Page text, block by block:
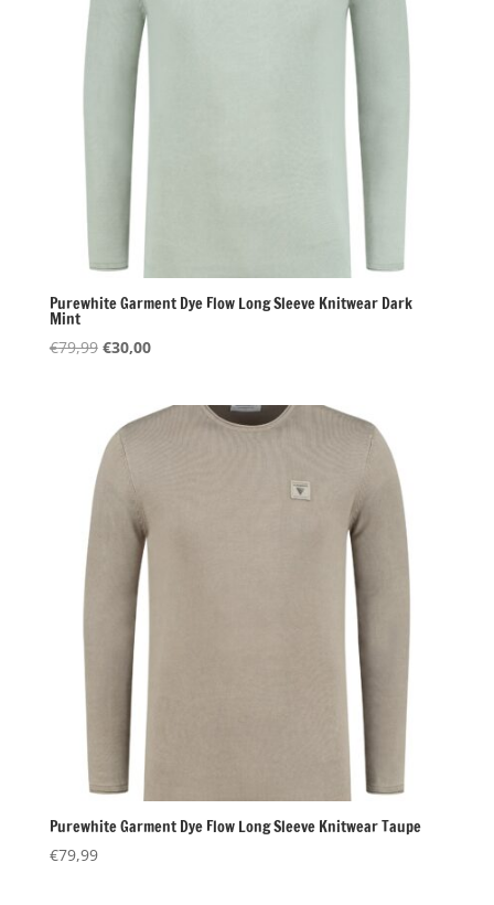
Purewhite Garment Dye Flow Long Sleeve Knitwear Dark
Mint
€79,99 Oorspronkelijke
€79,99.
€30,00Huidige
€30,00.
Purewhite Garment Dye Flow Long Sleeve Knitwear Taupe
€79,99